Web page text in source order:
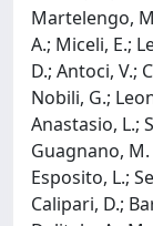
Martelengo,
A.; Miceli, E.;
D.; Antoci, V.;
Nobili, G.;
Anastasio, L.;
Guagnano, M.
Esposito, L.;
Calipari, D.;